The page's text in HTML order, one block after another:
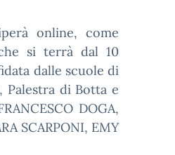
online, come
si terrà dal 10
dalle scuole di
di Botta e
DOGA,
SCARPONI, EMY